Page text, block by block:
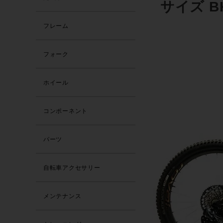
サイズ
フレーム
フォーク
ホイール
コンポーネント
パーツ
自転車アクセサリー
メンテナンス